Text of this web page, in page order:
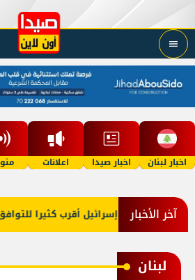
اخبار لبنان اخبار صيدا اعلانات
آخر الأخبار
لبنان وإسرائيل أقرب كثيرا
لبنان